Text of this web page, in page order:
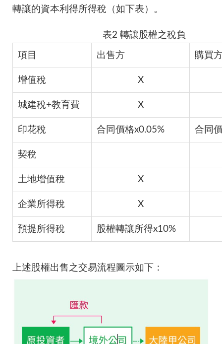
轉讓的資本利得所得稅（如下表）。
表2 轉讓股權之稅負
項目 出售方 購買
增值稅 X
城建稅+教育費 X
印花稅 合同價格x0.05% 合同
契稅
土地增值稅 X
企業所得稅 X
預提所得稅 股權轉讓所得x10%
上述股權出售之交易流程圖示如下：